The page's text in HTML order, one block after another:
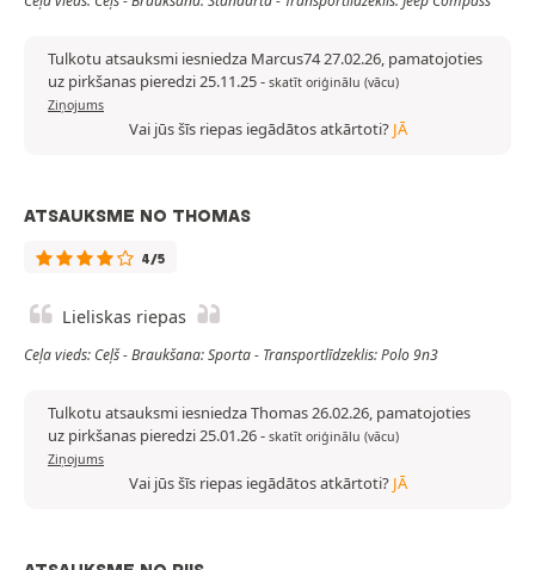
Tulkotu atsauksmi iesniedza Marcus74 27.02.26, pamatojoties
uz pirkšanas pieredzi 25.11.25- skatīt oriģinālu (vācu)
Ziņojums
Vai jūs šīs riepas iegādātos atkārtoti? JĀ
ATSAUKSME NO THOMAS
4/5
Lieliskas riepas
Ceļa vieds: Ceļš - Braukšana: Sporta - Transportlīdzeklis: Polo 9n3
Tulkotu atsauksmi iesniedza Thomas 26.02.26, pamatojoties
uz pirkšanas pieredzi 25.01.26- skatīt oriģinālu (vācu)
Ziņojums
Vai jūs šīs riepas iegādātos atkārtoti? JĀ